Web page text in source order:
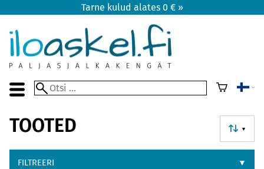
Tarne kulud alates 0 € »
▼
TOOTED
FILTREERI ▼